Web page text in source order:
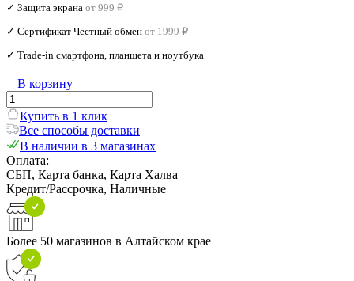
✓ Защита экрана от 999 ₽
✓ Сертификат Честный обмен от 1999 ₽
✓ Trade‑in смартфона, планшета и ноутбука
В корзину
Купить в 1 клик
Все способы доставки
В наличии в 3 магазинах
Оплата:
СБП, Карта банка, Карта Халва
Кредит/Рассрочка, Наличные
Более 50 магазинов в Алтайском крае